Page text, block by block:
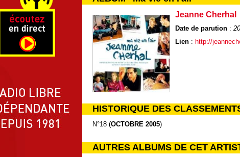
Jeanne Cherhal
Date de parution:
Lien: http://
HISTORIQUE DES
N°18 (OCTOBRE 2005)
AUTRES ALBUMS DE CET